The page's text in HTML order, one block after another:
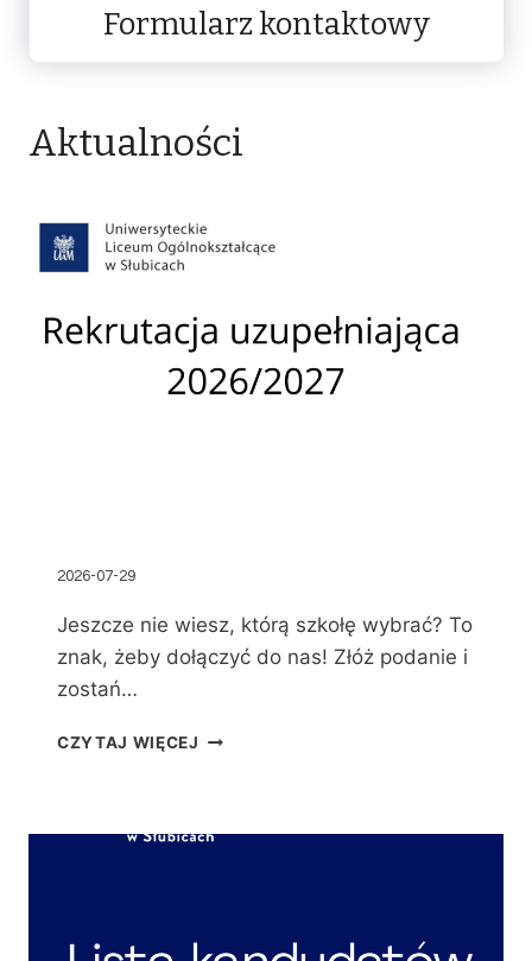
Formularz kontaktowy
Aktualności
2026-07-29
Jeszcze nie wiesz, którą szkołę wybrać? To
znak, żeby dołączyć do nas! Złóż podanie i
zostań…
CZYTAJ WIĘCEJ